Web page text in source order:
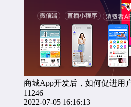
商城App开发后，如何促进用
11246
2022-07-05 16:16:13